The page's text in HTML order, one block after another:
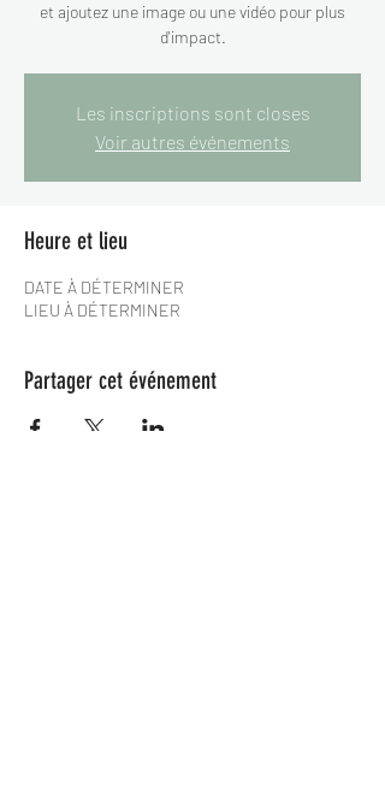
et ajoutez une image ou une vidéo pour plus
d'impact.
Les inscriptions sont closes
Voir autres événements
Heure et lieu
DATE À DÉTERMINER
LIEU À DÉTERMINER
Partager cet événement